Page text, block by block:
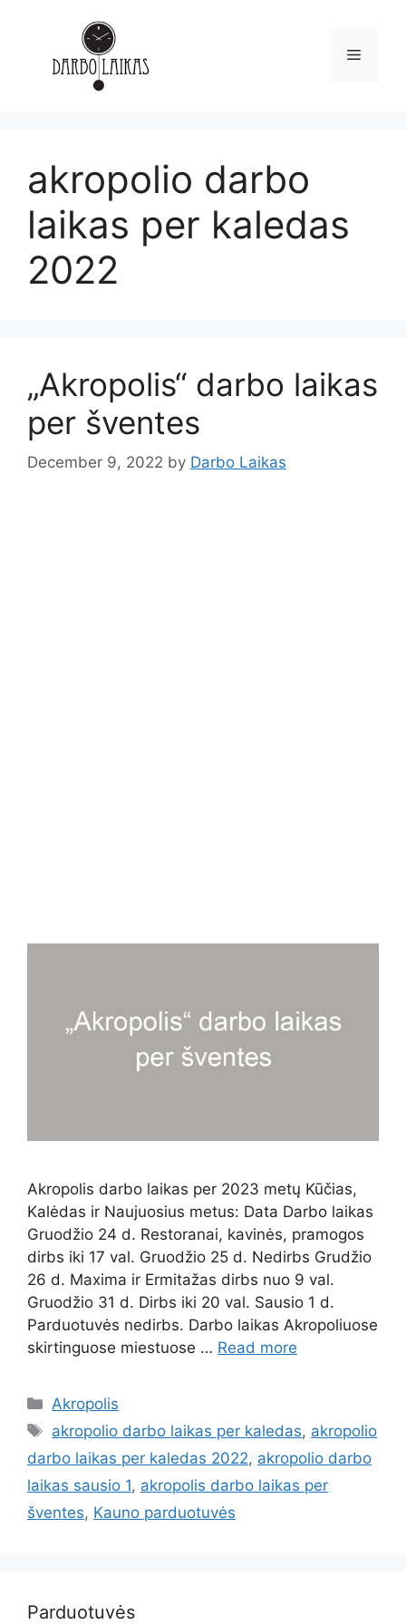
akropolio darbo
laikas per kaledas
2022
„Akropolis“ darbo laikas
per šventes
December 9, 2022 by Darbo Laikas
Akropolis darbo laikas per 2023 metų Kūčias,
Kalėdas ir Naujuosius metus: Data Darbo laikas
Gruodžio 24 d. Restoranai, kavinės, pramogos
dirbs iki 17 val. Gruodžio 25 d. Nedirbs Grudžio
26 d. Maxima ir Ermitažas dirbs nuo 9 val.
Gruodžio 31 d. Dirbs iki 20 val. Sausio 1 d.
Parduotuvės nedirbs. Darbo laikas Akropoliuose
skirtinguose miestuose … Read more
Akropolis
akropolio darbo laikas per kaledas, akropolio
darbo laikas per kaledas 2022, akropolio darbo
laikas sausio 1, akropolis darbo laikas per
šventes, Kauno parduotuvės
Parduotuvės